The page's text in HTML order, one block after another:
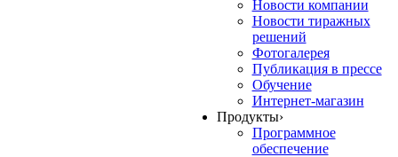
Новости компании
Новости тиражных
решений
Фотогалерея
Публикация в прессе
Обучение
Интернет-магазин
Продукты›
Программное
обеспечение